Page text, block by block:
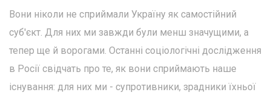
Вони ніколи не сприймали Україну як самостійний
суб'єкт. Для них ми завжди були менш значущими, а
тепер ще й ворогами. Останні соціологічні дослідження
в Росії свідчать про те, як вони сприймають наше
існування: для них ми - супротивники, зрадники їхньої